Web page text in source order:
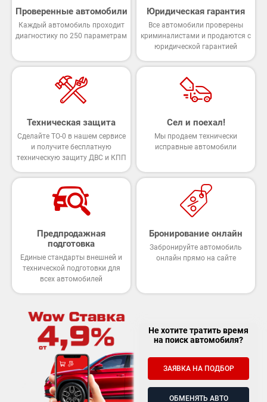
Проверенные автомобили
Каждый автомобиль проходит
диагностику по 250 параметрам
Юридическая гарантия
Все автомобили проверены
криминалистами и продаются с
юридической гарантией
Техническая защита
Сделайте ТО-0 в нашем сервисе
и получите бесплатную
техническую защиту ДВС и КПП
Сел и поехал!
Мы продаем технически
исправные автомобили
Предпродажная
подготовка
Единые стандарты внешней и
технической подготовки для
всех автомобилей
Бронирование онлайн
Забронируйте автомобиль
онлайн прямо на сайте
Не хотите тратить время
на поиск автомобиля?
ЗАЯВКА НА ПОДБОР
ОБМЕНЯТЬ АВТО